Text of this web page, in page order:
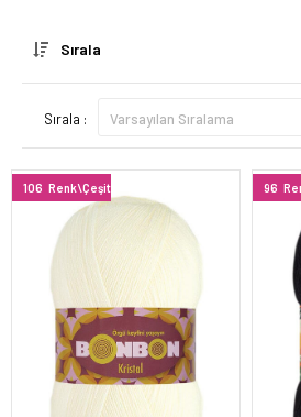
Sırala
Sırala :
106 Renk\Çeşit 96